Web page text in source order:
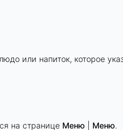
или напиток, которое
на странице Меню Меню.